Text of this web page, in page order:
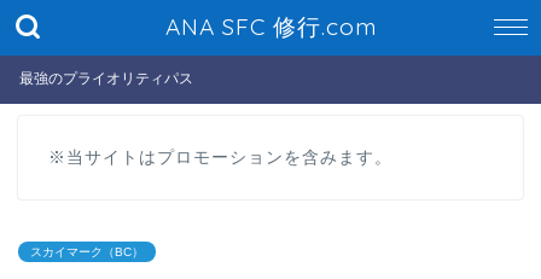
ANA SFC 修行.com
最強のプライオリティパス
※当サイトはプロモーションを含みます。
スカイマーク（BC）